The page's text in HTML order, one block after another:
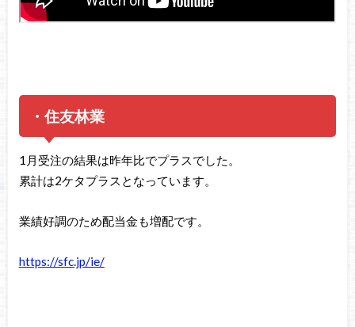
・住友林業
1月受注の結果は昨年比でプラスでした。
累計は2ケタプラスとなっています。
業績好調のため配当金も増配です。
https://sfc.jp/ie/